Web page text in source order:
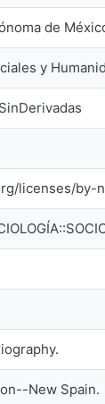
de
y
licenses/by-
New Spain.